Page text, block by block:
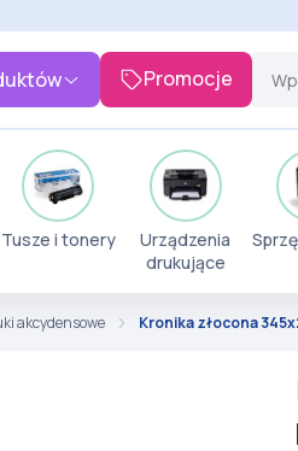
Promocje
Tusze i tonery
Urządzenia
drukujące
akcydensowe Kronika złocona